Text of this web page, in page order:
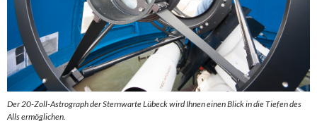
Der 20-Zoll-Astrograph der Sternwarte Lübeck wird Ihnen einen Blick in die Tiefen des
Alls ermöglichen.